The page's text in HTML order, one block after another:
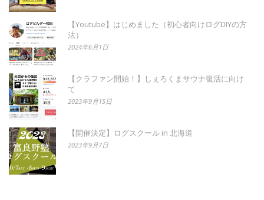
【Youtube】はじめました（初心者向けログDIYの方
法）
2024年6月1日
【クラファン開始！】しぇろくまサウナ復活に向け
て
2023年9月15日
【開催決定】ログスクール in 北海道
2023年9月7日